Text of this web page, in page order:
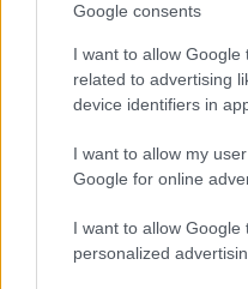
Google consents
I want to allow Google
related to advertising
device identifiers in
I want to allow my
Google for online
I want to allow Google
personalized
Σύμφωνα με το
πόλης γέμισε
ρίψεις σοκολατών
σοκολατοριχτών
ενθουσιασμό και
κόσμολίγες ώρες
ΟΛΕΣ ΟΙ ΕΙΔΗΣΕΙΣ